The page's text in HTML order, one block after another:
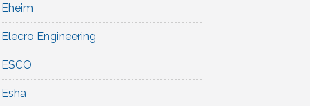
Eheim
Elecro Engineering
ESCO
Esha